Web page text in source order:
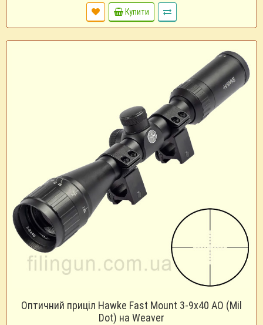
Купити
Оптичний приціл Hawke Fast Mount 3-9x40 AO (Mil
Dot) на Weaver